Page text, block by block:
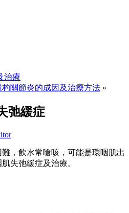
治療
關節炎的成因及治療方法 »
弛緩症
，飲水常嗆咳，可能是環咽肌出
失弛緩症及治療。